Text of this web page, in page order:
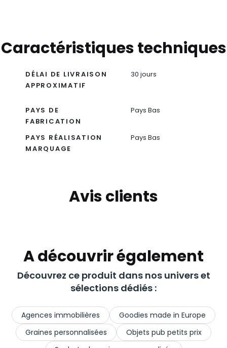
Caractéristiques techniques
DÉLAI DE LIVRAISON
APPROXIMATIF
30 jours
PAYS DE
FABRICATION
Pays Bas
PAYS RÉALISATION
MARQUAGE
Pays Bas
Avis clients
A découvrir également
Découvrez ce produit dans nos univers et
sélections dédiés :
Agences immobilières
Goodies made in Europe
Graines personnalisées
Objets pub petits prix